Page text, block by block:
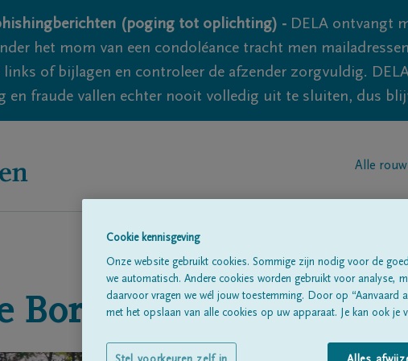
(poging tot oplichting) - DELA ontvangt
het mom van een condoléance tracht men
of bijlagen en controleer de afzender zorgvuldig.
en fraude vallen echter nooit volledig uit te sluiten, dus
Alle
Bormans
Cookie kennisgeving
Onze website gebruikt cookies. Sommige zijn nodig voor de
we automatisch. Andere cookies worden gebruikt voor analyse,
daarvoor vragen we wél jouw toestemming. Door op “Aanvaard
met het opslaan van alle cookies op uw apparaat. Je kan ook je